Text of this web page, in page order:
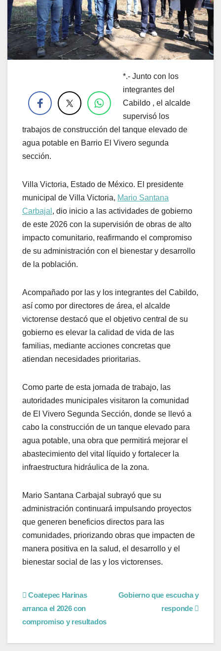
*.- Junto con los
integrantes del
Cabildo , el alcalde
supervisó los
trabajos de construcción del tanque elevado de
agua potable en Barrio El Vivero segunda
sección.
Villa Victoria, Estado de México. El presidente
municipal de Villa Victoria, Mario Santana
Carbajal , dio inicio a las actividades de gobierno
de este 2026 con la supervisión de obras de alto
impacto comunitario, reafirmando el compromiso
de su administración con el bienestar y desarrollo
de la población.
Acompañado por las y los integrantes del Cabildo,
así como por directores de área, el alcalde
victorense destacó que el objetivo central de su
gobierno es elevar la calidad de vida de las
familias, mediante acciones concretas que
atiendan necesidades prioritarias.
Como parte de esta jornada de trabajo, las
autoridades municipales visitaron la comunidad
de El Vivero Segunda Sección, donde se llevó a
cabo la construcción de un tanque elevado para
agua potable, una obra que permitirá mejorar el
abastecimiento del vital líquido y fortalecer la
infraestructura hidráulica de la zona.
Mario Santana Carbajal subrayó que su
administración continuará impulsando proyectos
que generen beneficios directos para las
comunidades, priorizando obras que impacten de
manera positiva en la salud, el desarrollo y el
bienestar social de las y los victorenses.
Gobierno que escucha y
responde
Coatepec Harinas
arranca el 2026 con
compromiso y resultados